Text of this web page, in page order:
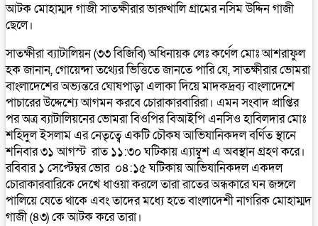
আটক মোহাম্মদ গাজী সাতক্ষীরার ভারুখালি গ্রামের নসিম উদ্দিন গাজী
ছেলে।
সাতক্ষীরা ব্যাটালিয়ন (৩৩ বিজিবি) অধিনায়ক লেঃ কর্ণেল মোঃ আশরাফুল
হক জানান, গোয়েন্দা তথ্যের ভিত্তিতে জানতে পারি যে, সাতক্ষীরার ভোমরা
বাংলাদেশের অভ্যন্তরে ঘোষপাড়া এলাকা দিয়ে মাদকদ্রব্য বাংলাদেশে
পাচারের উদ্দেশ্যে আগমন করবে চোরাকারবারিরা। এমন সংবাদ প্রাপ্তির
পর অত্র ব্যাটালিয়নের ভোমরা বিওপির বিআইপি এনসিও হাবিলদার মোঃ
শহিদুল ইসলাম এর নেতৃত্বে একটি চৌকষ আভিযানিকদল বর্ণিত স্থানে
শনিবার ৩১ আগস্ট রাত ১১:৩০ ঘটিকায় এ্যাম্বুশ এ অবস্থান গ্রহণ করে।
রবিবার ১ সেপ্টেম্বর ভোর ০৪:১৫ ঘটিকায় আভিযানিকদল একদল
চোরাকারবারিকে দেখে ধাওয়া করলে তারা রাতের অন্ধকারে ঘন জঙ্গলে
পালিয়ে যেতে থাকে এবং তাদের মধ্যে হতে বাংলাদেশী নাগরিক মোহাম্মদ
গাজী (৪৩) কে আটক করে তারা।